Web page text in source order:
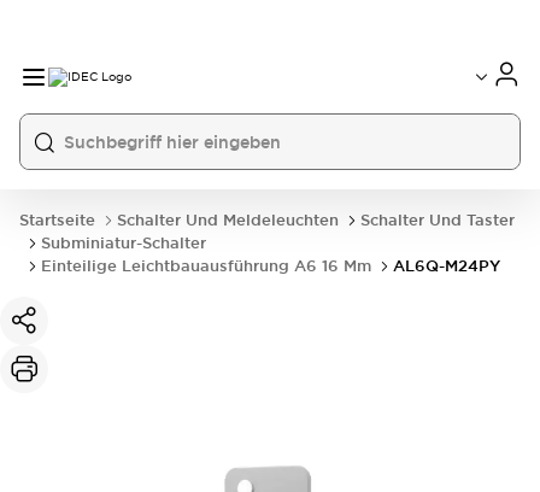
Startseite Schalter Und Meldeleuchten
Schalter Und Taster
Subminiatur-Schalter
Einteilige Leichtbauausführung A6 16 Mm
AL6Q-M24PY